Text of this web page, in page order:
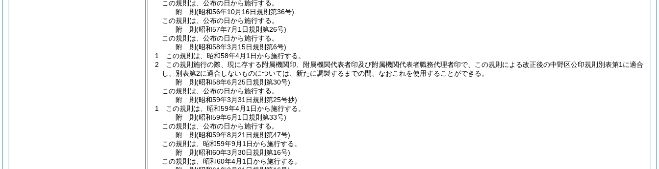
この規則は、公布の日から施行する。
附 則(昭和56年10月16日規則第36号)
この規則は、公布の日から施行する。
附 則(昭和57年7月1日規則第26号)
この規則は、公布の日から施行する。
附 則(昭和58年3月15日規則第6号)
1
この規則は、昭和58年4月1日から施行する。
2
この規則施行の際、現に存する附属機関印、附属機関代表者印及び附属機関代表者職務代理者印で、この規則による改正後の中野区公印規則別表第1に適合
し、別表第2に適合しないものについては、新たに調製するまでの間、なおこれを使用することができる。
附 則(昭和58年6月25日規則第30号)
この規則は、公布の日から施行する。
附 則(昭和59年3月31日規則第25号抄)
1
この規則は、昭和59年4月1日から施行する。
附 則(昭和59年6月1日規則第33号)
この規則は、公布の日から施行する。
附 則(昭和59年8月21日規則第47号)
この規則は、昭和59年9月1日から施行する。
附 則(昭和60年3月30日規則第16号)
この規則は、昭和60年4月1日から施行する。